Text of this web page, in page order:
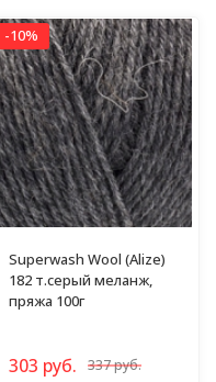
-10%
Superwash Wool (Alize)
182 т.серый меланж,
пряжа 100г
303 руб. 337 руб.